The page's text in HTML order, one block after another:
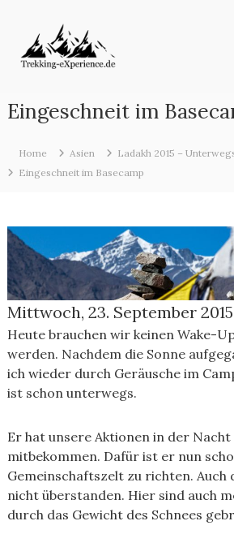
content
eXperience.de
Reiseberichte
aus
Welt
Eingeschneit im
Home Asien
Ladakh 2015 –
Eingeschneit im Basecamp
Mittwoch, 23. September 2015
Heute brauchen wir keinen Wake-
werden. Nachdem die Sonne
ich wieder durch Geräusche im
ist schon unterwegs.
Er hat unsere Aktionen in der
mitbekommen. Dafür ist er nun
Gemeinschaftszelt zu richten. Auch
nicht überstanden. Hier sind auch
durch das Gewicht des Schnees